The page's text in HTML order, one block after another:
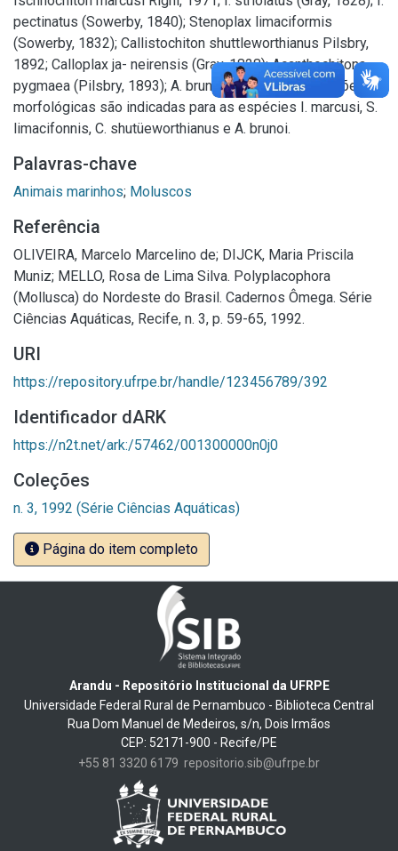
pectinatus (Sowerby, 1840); Stenoplax limaciformis
(Sowerby, 1832); Callistochiton shuttleworthianus Pilsbry,
1892; Calloplax ja- neirensis (Gray, 1828); Acanthochitona
pygmaea (Pilsbry, 1893); A. brunoi Righi, 1971. Variações
morfológicas são indicadas para as espécies I. marcusi, S.
limacifonnis, C. shutüeworthianus e A. brunoi.
Palavras-chave
Animais marinhos; Moluscos
Referência
OLIVEIRA, Marcelo Marcelino de; DIJCK, Maria Priscila
Muniz; MELLO, Rosa de Lima Silva. Polyplacophora
(Mollusca) do Nordeste do Brasil. Cadernos Ômega. Série
Ciências Aquáticas, Recife, n. 3, p. 59-65, 1992.
URI
https://repository.ufrpe.br/handle/123456789/392
Identificador dARK
https://n2t.net/ark:/57462/001300000n0j0
Coleções
n. 3, 1992 (Série Ciências Aquáticas)
Página do item completo
Arandu - Repositório Institucional da UFRPE
Universidade Federal Rural de Pernambuco - Biblioteca Central
Rua Dom Manuel de Medeiros, s/n, Dois Irmãos
CEP: 52171-900 - Recife/PE
+55 81 3320 6179 repositorio.sib@ufrpe.br